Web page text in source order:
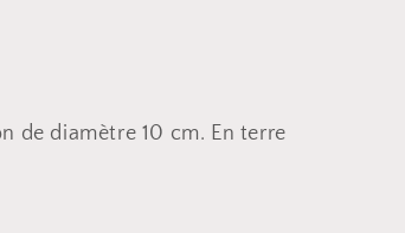
de diamètre 10 cm. En terre